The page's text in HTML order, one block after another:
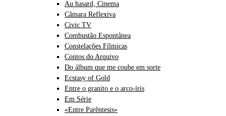
Au hasard, Cinema
Câmara Reflexiva
Civic TV
Combustão Espontânea
Constelações Fílmicas
Contos do Arquivo
Do álbum que me coube em sorte
Ecstasy of Gold
Entre o granito e o arco-íris
Em Série
«Entre Parêntesis»